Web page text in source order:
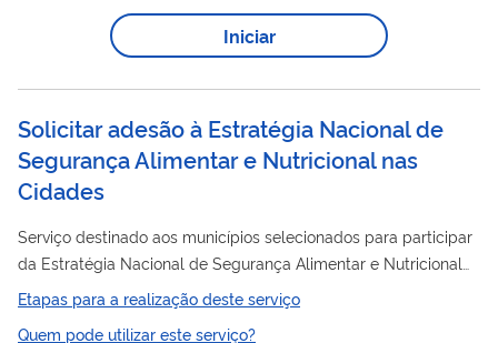
assegurar a identidade, a qualidade, a conformidade, a
idoneidade e a segurança higiênico-sanitária e tecnológica
solicitar aadesãode seus Serviços...
Iniciar
Solicitar adesão à Estratégia Nacional de
Segurança Alimentar e Nutricional nas
Cidades
Serviço destinado aos municípios selecionados para participar
da Estratégia Nacional de Segurança Alimentar e Nutricional
nas Cidades – Alimenta Cidades. Permite que o município
Etapas para a realização deste serviço
Quem pode utilizar este serviço?